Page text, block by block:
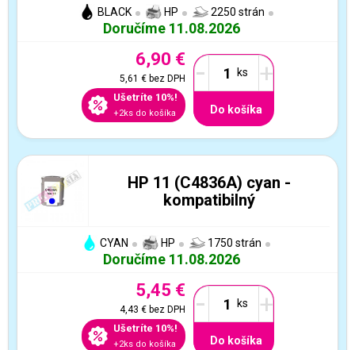
BLACK HP 2250 strán
Doručíme 11.08.2026
6,90 €
5,61 €bez DPH
Ušetríte 10%!
+2ks do košíka
- +
Do košíka
HP 11 (C4836A) cyan -
kompatibilný
CYAN HP 1750 strán
Doručíme 11.08.2026
5,45 €
4,43 €bez DPH
Ušetríte 10%!
+2ks do košíka
- +
Do košíka